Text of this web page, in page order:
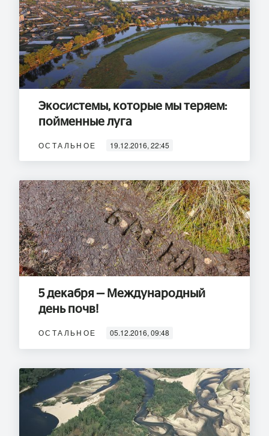
Экосистемы, которые мы теряем:
пойменные луга
ОСТАЛЬНОЕ 19.12.2016, 22:45
5 декабря — Международный
день почв!
ОСТАЛЬНОЕ 05.12.2016, 09:48